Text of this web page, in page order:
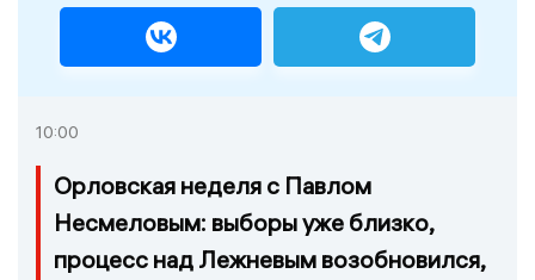
10:00
Орловская неделя с Павлом
Несмеловым: выборы уже близко,
процесс над Лежневым возобновился,